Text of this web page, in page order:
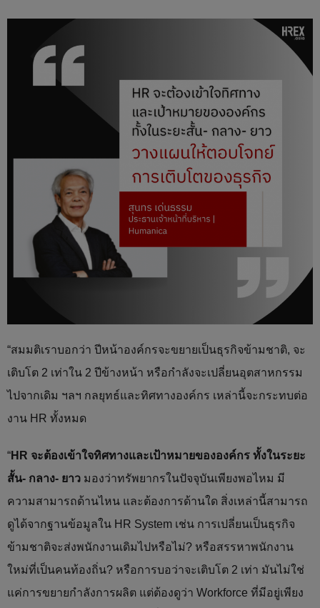
“สมมติเราบอกว่า ปีหน้าองค์กรจะขยายเป็นธุรกิจข้ามชาติ, จะ
เติบโต 2 เท่าใน 2 ปีข้างหน้า หรือกำลังจะเปลี่ยนอุตสาหกรรม
ไปจากเดิม ฯลฯ กลยุทธ์และทิศทางองค์กร เหล่านี้จะกระทบต่อ
งาน HR ทั้งหมด
“HR จะต้องเข้าใจทิศทางและเป้าหมายขององค์กร ทั้งในระยะ
สั้น- กลาง- ยาว มองว่าทรัพยากรในปัจจุบันเพียงพอไหม มี
ความสามารถด้านไหน และต้องการด้านใด สิ่งเหล่านี้สามารถ
ดูได้จากฐานข้อมูลใน HR System เช่น การเปลี่ยนเป็นธุรกิจ
ข้ามชาติจะส่งพนักงานเดิมไปหรือไม่? หรือสรรหาพนักงาน
ใหม่ที่เป็นคนท้องถิ่น? หรือการบอว่าจะเติบโต 2 เท่า มันไม่ใช่
แค่การขยายกำลังการผลิต แต่ต้องดูว่า Workforce ที่มีอยู่เพียง